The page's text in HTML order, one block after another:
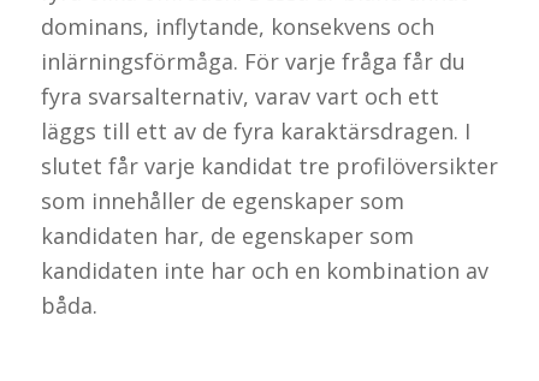
dominans, inflytande, konsekvens och
inlärningsförmåga. För varje fråga får du
fyra svarsalternativ, varav vart och ett
läggs till ett av de fyra karaktärsdragen. I
slutet får varje kandidat tre profilöversikter
som innehåller de egenskaper som
kandidaten har, de egenskaper som
kandidaten inte har och en kombination av
båda.